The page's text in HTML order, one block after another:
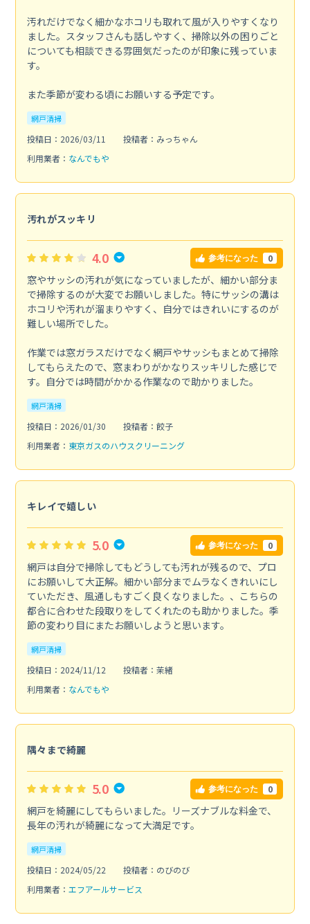
汚れだけでなく細かなホコリも取れて風が入りやすくなり
ました。スタッフさんも話しやすく、掃除以外の困りごと
についても相談できる雰囲気だったのが印象に残っていま
す。
また季節が変わる頃にお願いする予定です。
網戸清掃
投稿日：2026/03/11
投稿者：みっちゃん
利用業者： なんでもや
汚れがスッキリ
4.0 参考になった 0
窓やサッシの汚れが気になっていましたが、細かい部分ま
で掃除するのが大変でお願いしました。特にサッシの溝は
ホコリや汚れが溜まりやすく、自分ではきれいにするのが
難しい場所でした。
作業では窓ガラスだけでなく網戸やサッシもまとめて掃除
してもらえたので、窓まわりがかなりスッキリした感じで
す。自分では時間がかかる作業なので助かりました。
網戸清掃
投稿日：2026/01/30
投稿者：餃子
利用業者： 東京ガスのハウスクリーニング
キレイで嬉しい
5.0 参考になった 0
網戸は自分で掃除してもどうしても汚れが残るので、プロ
にお願いして大正解。細かい部分までムラなくきれいにし
ていただき、風通しもすごく良くなりました。、こちらの
都合に合わせた段取りをしてくれたのも助かりました。季
節の変わり目にまたお願いしようと思います。
網戸清掃
投稿日：2024/11/12
投稿者：茉緒
利用業者： なんでもや
隅々まで綺麗
5.0 参考になった 0
網戸を綺麗にしてもらいました。リーズナブルな料金で、
長年の汚れが綺麗になって大満足です。
網戸清掃
投稿日：2024/05/22
投稿者：のびのび
利用業者： エフアールサービス